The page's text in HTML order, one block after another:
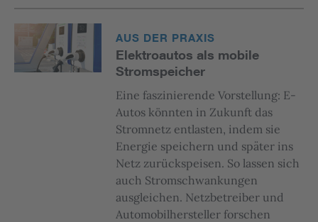
AUS DER PRAXIS
Elektroautos als mobile
Stromspeicher
Eine faszinierende Vorstellung: E-
Autos könnten in Zukunft das
Stromnetz entlasten, indem sie
Energie speichern und später ins
Netz zurückspeisen. So lassen sich
auch Stromschwankungen
ausgleichen. Netzbetreiber und
Automobilhersteller forschen